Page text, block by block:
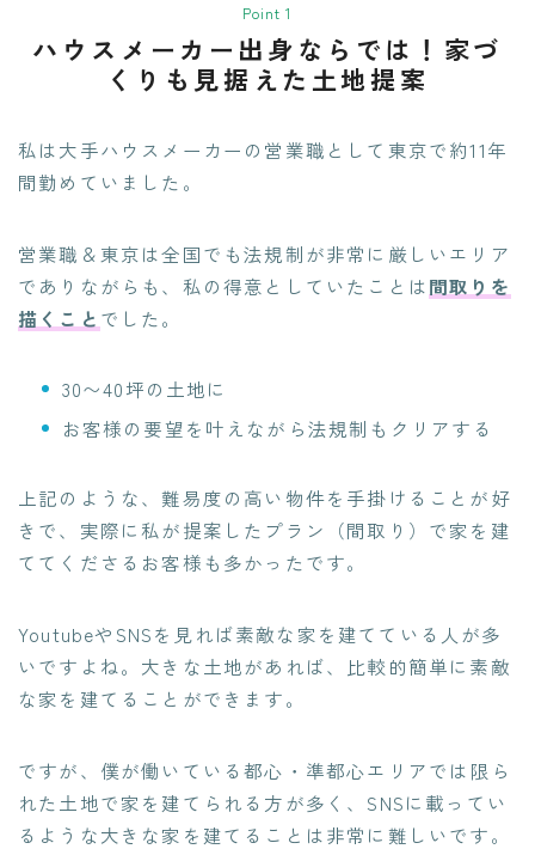
Point 1
ハウスメーカー出身ならでは！家づ
くりも見据えた土地提案
私は大手ハウスメーカーの営業職として東京で約11年
間勤めていました。
営業職＆東京は全国でも法規制が非常に厳しいエリア
でありながらも、私の得意としていたことは間取りを
描くこと でした。
30〜40坪の土地に
お客様の要望を叶えながら法規制もクリアする
上記のような、難易度の高い物件を手掛けることが好
きで、実際に私が提案したプラン（間取り）で家を建
ててくださるお客様も多かったです。
YoutubeやSNSを見れば素敵な家を建てている人が多
いですよね。大きな土地があれば、比較的簡単に素敵
な家を建てることができます。
ですが、僕が働いている都心・準都心エリアでは限ら
れた土地で家を建てられる方が多く、SNSに載ってい
るような大きな家を建てることは非常に難しいです。